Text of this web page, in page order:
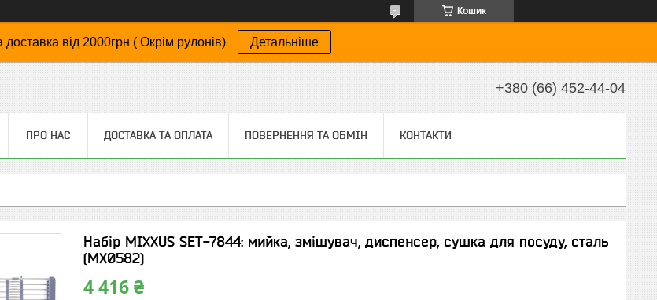
Кошик
від 2000грн ( Окрім рулонів) Детальніше
+380 (66) 452-44-04
ПРО НАС ДОСТАВКА ТА ОПЛАТА ПОВЕРНЕННЯ ТА ОБМІН КОНТАКТИ
Набір MIXXUS SET-7844: мийка, змішувач, диспенсер, сушка для посуду, сталь
(MX0582)
4 416 ₴